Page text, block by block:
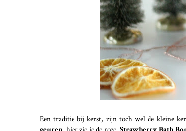
Een traditie bij kerst, zijn toch wel de kleine